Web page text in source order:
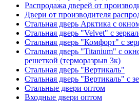
Распродажа дверей от
Двери от производителя
Стальная дверь Арктика с
Стальная дверь "Velvet" с
Стальная дверь "Комфорт" с
Стальная дверь "Titanium" с
решеткой (терморазрыв 3к)
Стальная дверь "Вертикаль"
Стальная дверь "Вертикаль" с
Стальные двери оптом
Входные двери оптом